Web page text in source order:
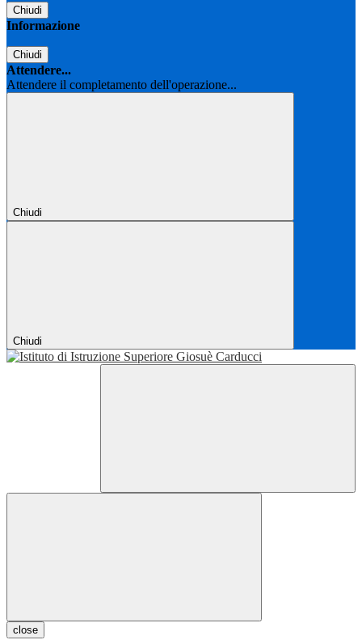
Chiudi
Informazione
Chiudi
Attendere...
Attendere il completamento dell'operazione...
Chiudi
Chiudi
close